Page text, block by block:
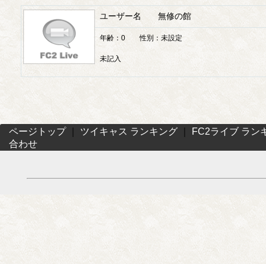
ユーザー名 無修の館
年齢：0 性別：未設定
未記入
ページトップ｜ ツイキャス ランキング
FC2ライブ ラン
合わせ